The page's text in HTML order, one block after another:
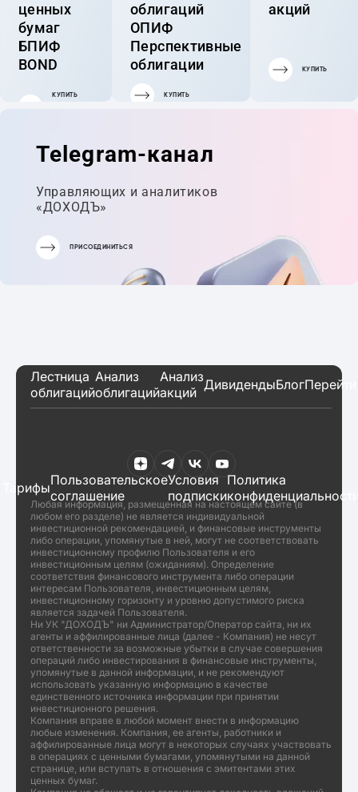
ценных
бумаг
БПИФ
BOND
КУПИТЬ
облигаций
ОПИФ
Перспективные
облигации
КУПИТЬ
акций
КУПИТЬ
Telegram-канал
Управляющих и аналитиков
«ДОХОДЪ»
ПРИСОЕДИНИТЬСЯ
Лестница
облигаций
Анализ
облигаций
Анализ
акций ДивидендыБлог
ТарифыПользовательское
соглашение
Условия
подписки
Политика
Любая информация, размещенная на настоящем сайте (в
любом его разделе) не является индивидуальной
инвестиционной рекомендацией, и финансовые инструменты
либо операции, упомянутые в ней, могут не соответствовать
инвестиционному профилю Пользователя и его
инвестиционным целям (ожиданиям). Определение
соответствия финансового инструмента либо операции
интересам Пользователя, инвестиционным целям,
инвестиционному горизонту и уровню допустимого риска
является задачей Пользователя.
Ни УК "ДОХОДЪ" ни Администратор/Оператор сайта, ни их
агенты и аффилированные лица (далее - Компания) не несут
ответственности за возможные убытки в случае совершения
операций либо инвестирования в финансовые инструменты,
упомянутые в данной информации, и не рекомендуют
использовать указанную информацию в качестве
единственного источника информации при принятии
инвестиционного решения.
Компания вправе в любой момент внести в информацию
любые изменения. Компания, ее агенты, работники и
аффилированные лица могут в некоторых случаях участвовать
в операциях с ценными бумагами, упомянутыми на данной
странице, или вступать в отношения с эмитентами этих
ценных бумаг.